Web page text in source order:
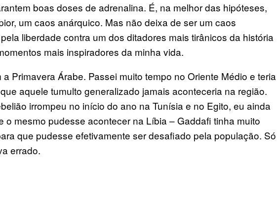
boas doses de adrenalina. É, na melhor das hipóteses,
um caos anárquico. Mas não deixa de ser um caos
liberdade contra um dos ditadores mais tirânicos da história
mais inspiradores da minha vida.
Primavera Árabe. Passei muito tempo no Oriente Médio e teria
aquele tumulto generalizado jamais aconteceria na região.
irrompeu no início do ano na Tunísia e no Egito, eu ainda
o mesmo pudesse acontecer na Líbia – Gaddafi tinha muito
que pudesse efetivamente ser desafiado pela população. Só
errado.